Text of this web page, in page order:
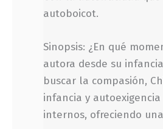
autoboicot.
Sinopsis: ¿En qué
autora desde su
buscar la compasión,
infancia y
internos, ofreciendo